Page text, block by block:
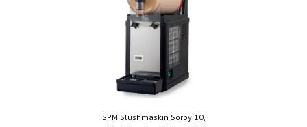
SPM Slushmaskin Sorby 10,